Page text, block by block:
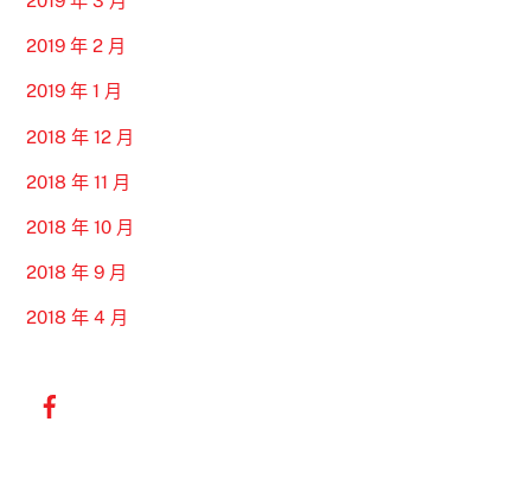
2019 年 2 月
2019 年 1 月
2018 年 12 月
2018 年 11 月
2018 年 10 月
2018 年 9 月
2018 年 4 月